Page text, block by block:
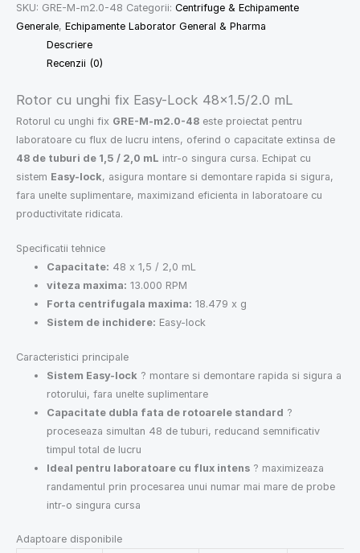
SKU: GRE-M-m2.0-48 Categorii: Centrifuge & Echipamente
Generale, Echipamente Laborator General & Pharma
Descriere
Recenzii (0)
Rotor cu unghi fix Easy-Lock 48×1.5/2.0 mL
Rotorul cu unghi fix GRE-M-m2.0-48 este proiectat pentru
laboratoare cu flux de lucru intens, oferind o capacitate extinsa de
48 de tuburi de 1,5 / 2,0 mL intr-o singura cursa. Echipat cu
sistem Easy-lock, asigura montare si demontare rapida si sigura,
fara unelte suplimentare, maximizand eficienta in laboratoare cu
productivitate ridicata.
Specificatii tehnice
Capacitate: 48 x 1,5 / 2,0 mL
viteza maxima: 13.000 RPM
Forta centrifugala maxima: 18.479 x g
Sistem de inchidere: Easy-lock
Caracteristici principale
Sistem Easy-lock ? montare si demontare rapida si sigura a
rotorului, fara unelte suplimentare
Capacitate dubla fata de rotoarele standard ?
proceseaza simultan 48 de tuburi, reducand semnificativ
timpul total de lucru
Ideal pentru laboratoare cu flux intens ? maximizeaza
randamentul prin procesarea unui numar mai mare de probe
intr-o singura cursa
Adaptoare disponibile